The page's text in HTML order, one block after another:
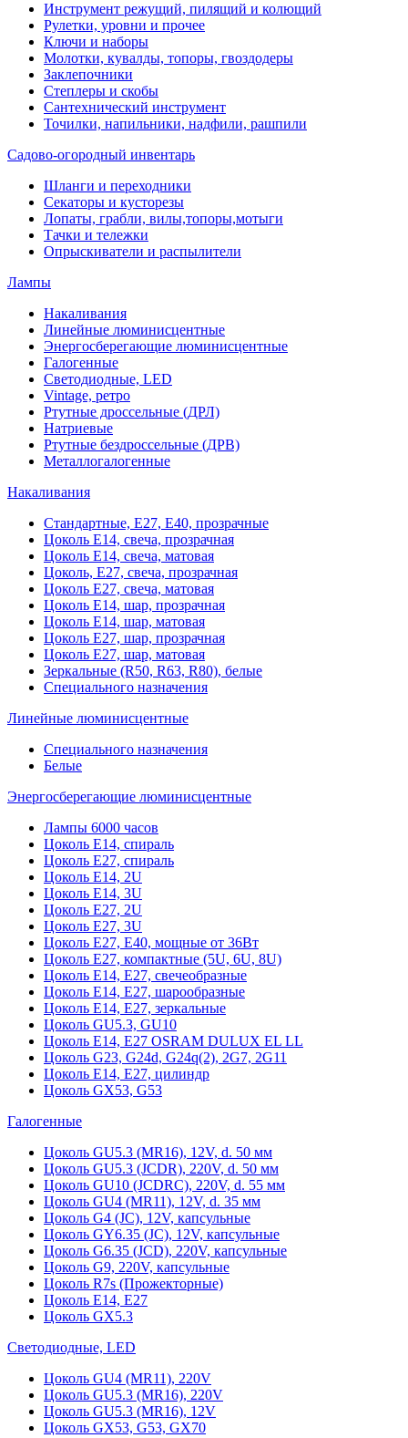
Инструмент режущий, пилящий и колющий
Рулетки, уровни и прочее
Ключи и наборы
Молотки, кувалды, топоры, гвоздодеры
Заклепочники
Степлеры и скобы
Сантехнический инструмент
Точилки, напильники, надфили, рашпили
Садово-огородный инвентарь
Шланги и переходники
Секаторы и кусторезы
Лопаты, грабли, вилы,топоры,мотыги
Тачки и тележки
Опрыскиватели и распылители
Лампы
Накаливания
Линейные люминисцентные
Энергосберегающие люминисцентные
Галогенные
Светодиодные, LED
Vintage, ретро
Ртутные дроссельные (ДРЛ)
Натриевые
Ртутные бездроссельные (ДРВ)
Металлогалогенные
Накаливания
Стандартные, Е27, Е40, прозрачные
Цоколь Е14, свеча, прозрачная
Цоколь Е14, свеча, матовая
Цоколь, Е27, свеча, прозрачная
Цоколь Е27, свеча, матовая
Цоколь Е14, шар, прозрачная
Цоколь Е14, шар, матовая
Цоколь Е27, шар, прозрачная
Цоколь Е27, шар, матовая
Зеркальные (R50, R63, R80), белые
Специального назначения
Линейные люминисцентные
Специального назначения
Белые
Энергосберегающие люминисцентные
Лампы 6000 часов
Цоколь Е14, спираль
Цоколь Е27, спираль
Цоколь Е14, 2U
Цоколь Е14, 3U
Цоколь Е27, 2U
Цоколь Е27, 3U
Цоколь Е27, Е40, мощные от 36Вт
Цоколь Е27, компактные (5U, 6U, 8U)
Цоколь Е14, Е27, свечеобразные
Цоколь Е14, Е27, шарообразные
Цоколь Е14, Е27, зеркальные
Цоколь GU5.3, GU10
Цоколь Е14, Е27 OSRAM DULUX EL LL
Цоколь G23, G24d, G24q(2), 2G7, 2G11
Цоколь Е14, Е27, цилиндр
Цоколь GX53, G53
Галогенные
Цоколь GU5.3 (MR16), 12V, d. 50 мм
Цоколь GU5.3 (JCDR), 220V, d. 50 мм
Цоколь GU10 (JCDRC), 220V, d. 55 мм
Цоколь GU4 (MR11), 12V, d. 35 мм
Цоколь G4 (JC), 12V, капсульные
Цоколь GY6.35 (JC), 12V, капсульные
Цоколь G6.35 (JCD), 220V, капсульные
Цоколь G9, 220V, капсульные
Цоколь R7s (Прожекторные)
Цоколь E14, E27
Цоколь GX5.3
Светодиодные, LED
Цоколь GU4 (MR11), 220V
Цоколь GU5.3 (MR16), 220V
Цоколь GU5.3 (MR16), 12V
Цоколь GX53, G53, GX70